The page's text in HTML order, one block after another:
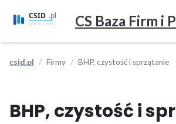
CS Baza Firm i
csid.pl Firmy BHP, czystość i sprzątanie
BHP, czystość i